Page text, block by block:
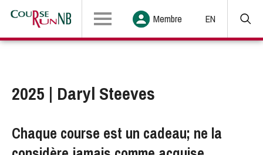
Membre EN
2025 | Daryl Steeves
Chaque course est un cadeau; ne la